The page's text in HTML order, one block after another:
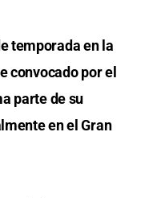
temporada en la
convocado por el
parte de su
en el Gran